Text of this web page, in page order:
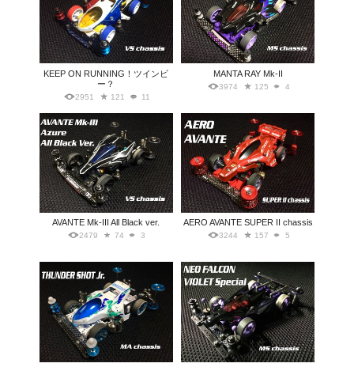
KEEP ON RUNNING！ツインビ
ー？
2951 121 11
MANTA RAY Mk-II
3974 125 4
AVANTE Mk-III All Black ver.
2479 74 3
AERO AVANTE SUPER II chassis
3244 157 5